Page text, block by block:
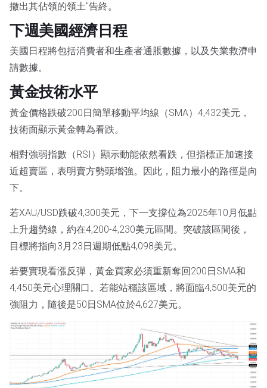
撤出其佔領的領土"告終。
下週美國經濟日程
美國日程將包括消費者和生產者通脹數據，以及失業救濟申
請數據。
黃金技術水平
黃金價格跌破200日簡單移動平均線（SMA）4,432美元，
技術面顯示黃金轉為看跌。
相對強弱指數（RSI）顯示動能依然看跌，但指標正加速接
近超賣區，表明賣方勢頭增強。因此，阻力最小的路徑是向
下。
若XAU/USD跌破4,300美元，下一支撐位為2025年10月低點
上升趨勢線，約在4,200-4,230美元區間。突破該區間後，
目標將指向3月23日週期低點4,098美元。
若要實現看漲反彈，黃金買家必須重新奪回200日SMA和
4,450美元心理關口。若能站穩該區域，將面臨4,500美元的
強阻力，隨後是50日SMA位於4,627美元。